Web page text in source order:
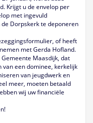
Krijgt u de envelop per
met ingevuld
Dorpskerk te deponeren
of heeft
met Gerda Hofland.
Gemeente Maasdijk, dat
van een dominee, kerkelijk
van jeugdwerk en
meer, moeten betaald
wij uw financiële